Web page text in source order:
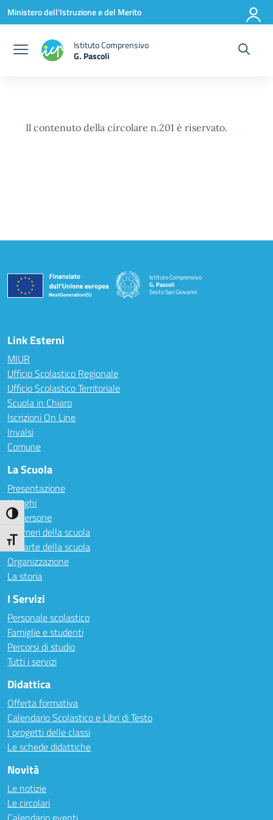
Attiva/disattiva alto contrasto
Attiva/disattiva dimensione testo
Vai ai contenuti
Vai al menu di navigazione
Vai al footer
Ministero dell'Istruzione e del Merito
Istituto Comprensivo
G. Pascoli
Il contenuto della circolare n.201 è riservato.
Istituto Comprensivo
G. Pascoli
Sesto San Giovanni
Link Esterni
MIUR
Ufficio Scolastico Regionale
Ufficio Scolastico Territoriale
Scuola in Chiaro
Iscrizioni On Line
Invalsi
Comune
La Scuola
Presentazione
I luoghi
Le persone
I numeri della scuola
Le carte della scuola
Organizzazione
La storia
I Servizi
Personale scolastico
Famiglie e studenti
Percorsi di studio
Tutti i servizi
Didattica
Offerta formativa
Calendario Scolastico e Libri di Testo
I progetti delle classi
Le schede didattiche
Novità
Le notizie
Le circolari